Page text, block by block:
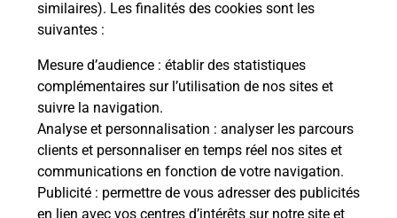
similaires). Les finalités des cookies sont les
suivantes :
Mesure d’audience : établir des statistiques
complémentaires sur l’utilisation de nos sites et
suivre la navigation.
Analyse et personnalisation : analyser les parcours
clients et personnaliser en temps réel nos sites et
communications en fonction de votre navigation.
Publicité : permettre de vous adresser des publicités
en lien avec vos centres d’intérêts sur notre site et
La Poste
en ligne
Ouvert 24h/24
En savoir plus